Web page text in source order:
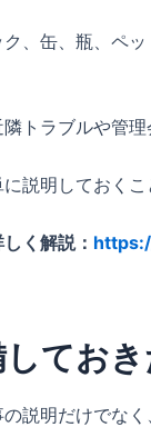
、缶、瓶、ペ
トラブルや管
説明しておくこ
く解説：
てお
説明だけでなく